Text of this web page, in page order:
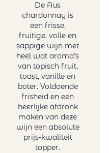
De Aus
chardonnay is
een frisse,
fruitige, volle en
sappige wijn met
heel wat aroma’s
van topisch fruit,
toast, vanille en
boter. Voldoende
frisheid en een
heerlijke afdronk
maken van deze
wijn een absolute
prijs-kwaliteit
topper.